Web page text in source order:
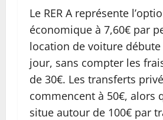
Le RER A représente
économique à 7,60€ par
location de voiture débute
jour, sans compter les
de 30€. Les transferts
commencent à 50€, alors
situe autour de 100€ par